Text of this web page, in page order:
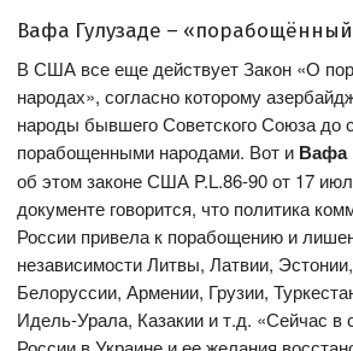
Вафа Гулузаде –
В США все еще действует Закон «О
народах», согласно которому
народы бывшего Советского Союза до
порабощенными народами. Вот и Вафа
об этом законе США P.L.86-90 от 17
документе говорится, что политика
России привела к порабощению и
независимости Литвы, Латвии,
Белоруссии, Армении, Грузии,
Идель-Урала, Казакии и т.д. «Сейчас в